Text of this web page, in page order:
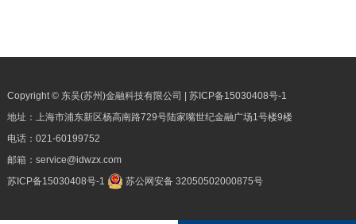
Copyright © 东吴(苏州)金融科技有限公司 | 苏ICP备15030408号-1
地址：上海市浦东新区杨高南路729号陆家嘴世纪金融广场1号楼9楼
电话： 021-60199752
邮箱： service@idwzx.com
苏ICP备15030408号-1
苏公网安备 32050502000875号